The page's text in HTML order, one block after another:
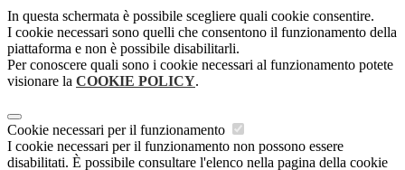
In questa schermata è possibile scegliere quali cookie consentire.
I cookie necessari sono quelli che consentono il funzionamento della
piattaforma e non è possibile disabilitarli.
Per conoscere quali sono i cookie necessari al funzionamento potete
visionare la COOKIE POLICY.
Cookie necessari per il funzionamento
I cookie necessari per il funzionamento non possono essere
disabilitati. È possibile consultare l'elenco nella pagina della cookie